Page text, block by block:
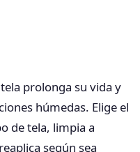
prolonga su vida y
húmedas. Elige el
de tela, limpia a
según sea